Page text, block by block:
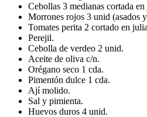
Cebollas 3 medianas cortada
Morrones rojos 3 unid (asados
Tomates perita 2 cortado en
Perejil.
Cebolla de verdeo 2 unid.
Aceite de oliva c/n.
Orégano seco 1 cda.
Pimentón dulce 1 cda.
Ají molido.
Sal y pimienta.
Huevos duros 4 unid.